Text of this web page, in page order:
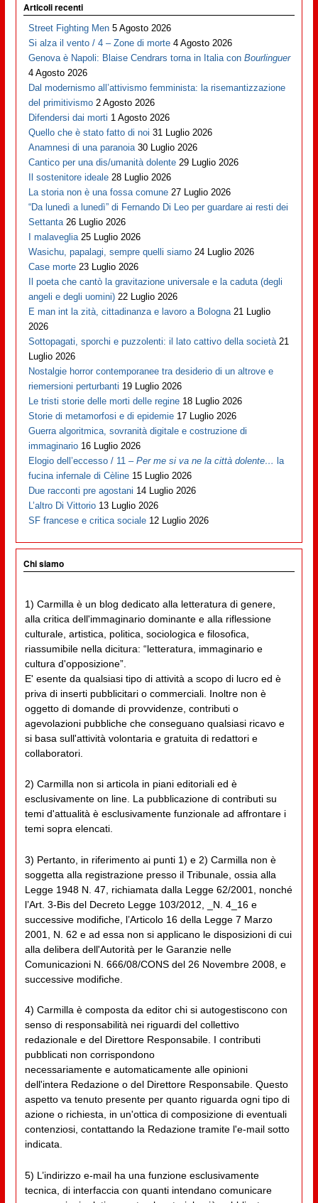
Articoli recenti
Street Fighting Men 5 Agosto 2026
Si alza il vento / 4 – Zone di morte 4 Agosto 2026
Genova è Napoli: Blaise Cendrars torna in Italia conBourlinguer
4 Agosto 2026
Dal modernismo all’attivismo femminista: la risemantizzazione
del primitivismo 2 Agosto 2026
Difendersi dai morti 1 Agosto 2026
Quello che è stato fatto di noi 31 Luglio 2026
Anamnesi di una paranoia 30 Luglio 2026
Cantico per una dis/umanità dolente 29 Luglio 2026
Il sostenitore ideale 28 Luglio 2026
La storia non è una fossa comune 27 Luglio 2026
“Da lunedì a lunedì” di Fernando Di Leo per guardare ai resti dei
Settanta 26 Luglio 2026
I malaveglia 25 Luglio 2026
Wasichu, papalagi, sempre quelli siamo 24 Luglio 2026
Case morte 23 Luglio 2026
Il poeta che cantò la gravitazione universale e la caduta (degli
angeli e degli uomini) 22 Luglio 2026
E man int la zità, cittadinanza e lavoro a Bologna 21 Luglio
2026
Sottopagati, sporchi e puzzolenti: il lato cattivo della società 21
Luglio 2026
Nostalgie horror contemporanee tra desiderio di un altrove e
riemersioni perturbanti 19 Luglio 2026
Le tristi storie delle morti delle regine 18 Luglio 2026
Storie di metamorfosi e di epidemie 17 Luglio 2026
Guerra algoritmica, sovranità digitale e costruzione di
immaginario 16 Luglio 2026
Elogio dell’eccesso / 11 –Per me si va ne la città dolente… la
fucina infernale di Cèline 15 Luglio 2026
Due racconti pre agostani 14 Luglio 2026
L’altro Di Vittorio 13 Luglio 2026
SF francese e critica sociale 12 Luglio 2026
Chi siamo
1) Carmilla è un blog dedicato alla letteratura di genere,
alla critica dell'immaginario dominante e alla riflessione
culturale, artistica, politica, sociologica e filosofica,
riassumibile nella dicitura: “letteratura, immaginario e
cultura d'opposizione”.
E' esente da qualsiasi tipo di attività a scopo di lucro ed è
priva di inserti pubblicitari o commerciali. Inoltre non è
oggetto di domande di provvidenze, contributi o
agevolazioni pubbliche che conseguano qualsiasi ricavo e
si basa sull'attività volontaria e gratuita di redattori e
collaboratori.
2) Carmilla non si articola in piani editoriali ed è
esclusivamente on line. La pubblicazione di contributi su
temi d'attualità è esclusivamente funzionale ad affrontare i
temi sopra elencati.
3) Pertanto, in riferimento ai punti 1) e 2) Carmilla non è
soggetta alla registrazione presso il Tribunale, ossia alla
Legge 1948 N. 47, richiamata dalla Legge 62/2001, nonché
l’Art. 3-Bis del Decreto Legge 103/2012, _N. 4_16 e
successive modifiche, l’Articolo 16 della Legge 7 Marzo
2001, N. 62 e ad essa non si applicano le disposizioni di cui
alla delibera dell'Autorità per le Garanzie nelle
Comunicazioni N. 666/08/CONS del 26 Novembre 2008, e
successive modifiche.
4) Carmilla è composta da editor chi si autogestiscono con
senso di responsabilità nei riguardi del collettivo
redazionale e del Direttore Responsabile. I contributi
pubblicati non corrispondono
necessariamente e automaticamente alle opinioni
dell'intera Redazione o del Direttore Responsabile. Questo
aspetto va tenuto presente per quanto riguarda ogni tipo di
azione o richiesta, in un'ottica di composizione di eventuali
contenziosi, contattando la Redazione tramite l'e-mail sotto
indicata.
5) L’indirizzo e-mail ha una funzione esclusivamente
tecnica, di interfaccia con quanti intendano comunicare